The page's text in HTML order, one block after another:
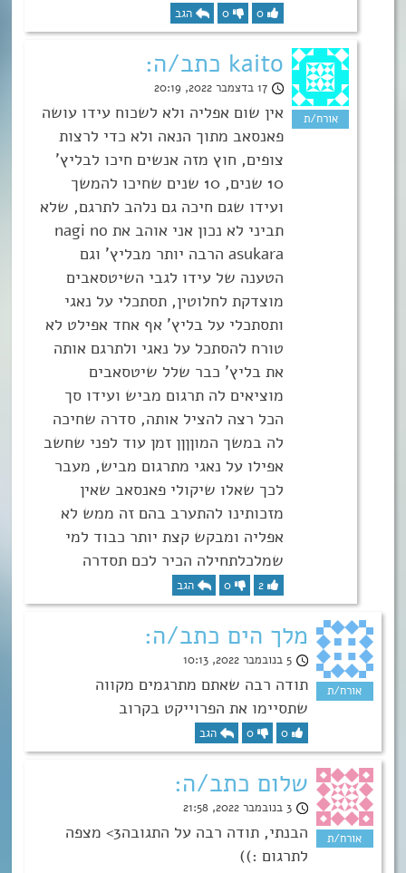
0
0 הגב
kaito כתב/ה:
17 בדצמבר 2022, 20:19
אין שום אפליה ולא לשכוח עידו עושה
פאנסאב מתוך הנאה ולא כדי לרצות
צופים, חוץ מזה אנשים חיכו לבליץ’
10 שנים, 10 שנים שחיכו להמשך
ועידו שגם חיכה גם נלהב לתרגם, שלא
תביני לא נכון אני אוהב את nagi no
asukara הרבה יותר מבליץ’ וגם
הטענה של עידו לגבי השיטסאבים
מוצדקת לחלוטין, תסתכלי על נאגי
ותסתכלי על בליץ’ אף אחד אפילט לא
טורח להסתכל על נאגי ולתרגם אותה
את בליץ’ כבר שלל שיטסאבים
מוציאים לה תרגום מביש ועידו סך
הכל רצה להציל אותה, סדרה שחיכה
לה במשך המוןןןן זמן עוד לפני שחשב
אפילו על נאגי מתרגום מביש, מעבר
לכך שאלו שיקולי פאנסאב שאין
מזכותינו להתערב בהם זה ממש לא
אפליה ומבקש קצת יותר כבוד למי
שמלכלתחילה הכיר לכם תסדרה
2
0 הגב
מלך הים כתב/ה:
5 בנובמבר 2022, 10:13
תודה רבה שאתם מתרגמים מקווה
שתסיימו את הפרוייקט בקרוב
0
0 הגב
שלום כתב/ה:
3 בנובמבר 2022, 21:58
הבנתי, תודה רבה על התגובה3> מצפה
לתרגום :))